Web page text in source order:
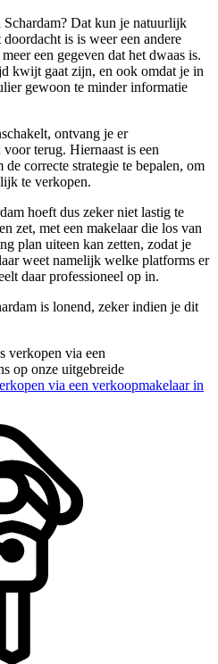
Dat kun je natuurlijk
is is weer een andere
een gegeven dat het dwaas is.
kwijt gaat zijn, en ook omdat je in
gewoon te minder informatie
ontvang je er
terug. Hiernaast is een
correcte strategie te bepalen, om
te verkopen.
hoeft dus zeker niet lastig te
zet, met een makelaar die los van
plan uiteen kan zetten, zodat je
weet namelijk welke platforms er
daar professioneel op in.
is lonend, zeker indien je dit
verkopen via een
op onze uitgebreide
via een verkoopmakelaar in